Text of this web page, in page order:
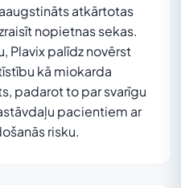
atkārtotas
nopietnas sekas.
Plavix palīdz novērst
kā miokarda
padarot to par svarīgu
pacientiem ar
risku.